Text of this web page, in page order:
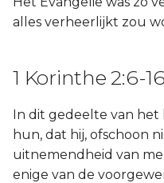
alles verheerlijkt zou
1 Korinthe 2:6-16
In dit gedeelte van het
hun, dat hij, ofschoon
uitnemendheid van
enige van de